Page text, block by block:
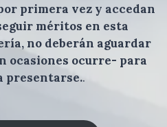
primera vez y accedan
méritos en esta
no deberán aguardar
ocasiones ocurre- para
presentarse..